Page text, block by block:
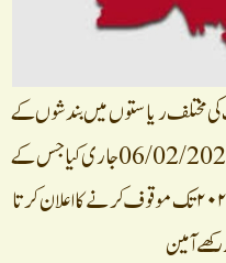
کی مختلف ریاستوں میں بندشوں کے
دائرہ عمل میں وسیع کے بعد حکومت بہار کے شعبہ خاص نے مورخہ 6 جنوری 2022 کو مکتوب نمبر جی/ اپدا/91 06/02/2020 جاری کیا جس کے
مطابق تمام تعلیمی ادارے مع دارالاقامہ بند رہیں گے، جس کے پیش نظر بالمشافہ تعلیم کا سلسلہ مورخہ ۶ فروری ۲۰۲۲ تک موقوف کرنے کا اعلان کرتا
آمین